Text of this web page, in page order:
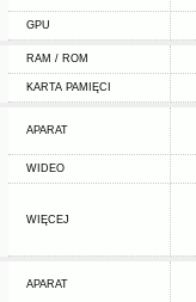
GPU
RAM / ROM
KARTA PAMIĘCI
APARAT
WIDEO
WIĘCEJ
APARAT